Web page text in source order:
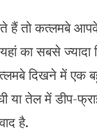
हैं तो कत्लमबे
का सबसे
दिखने में एक
या तेल में डीप-
है.